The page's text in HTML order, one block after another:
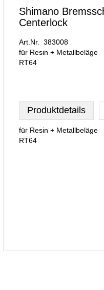
Shimano
Centerlock
Art.Nr. 383008
für Resin + Metallbeläge
RT64
Produktdetails
für Resin + Metallbeläge
RT64